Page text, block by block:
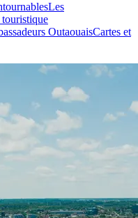
Les
OutaouaisCartes et